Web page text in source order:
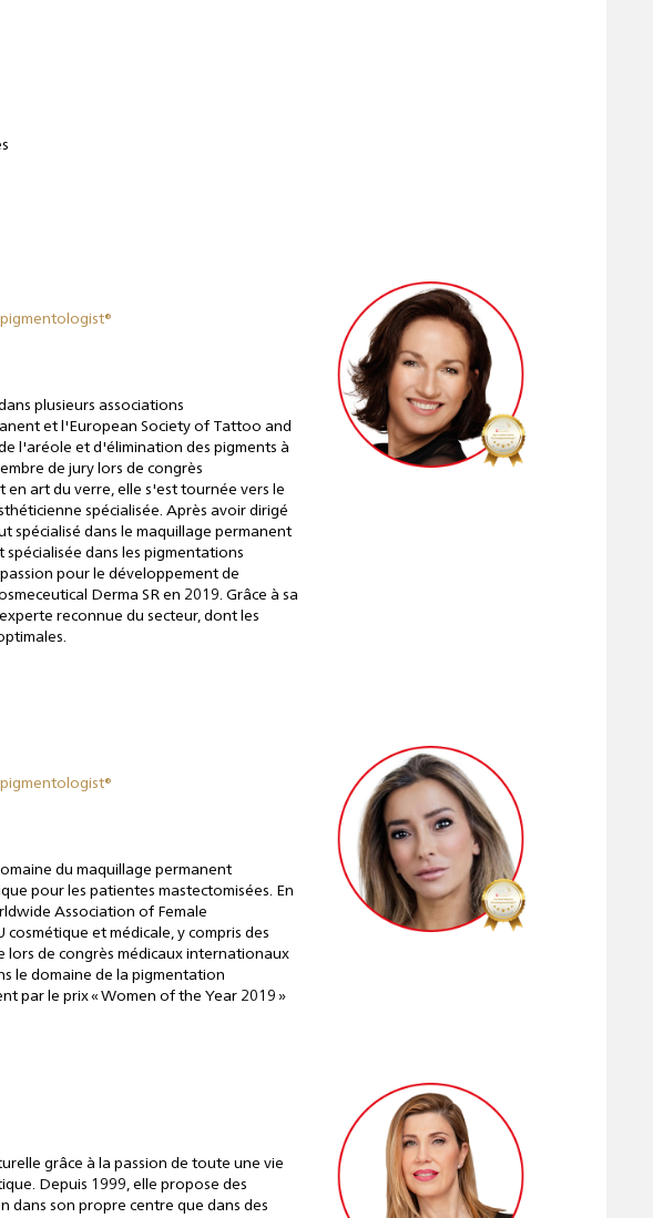
plusieurs associations
et l'European Society of Tattoo and
l'aréole et d'élimination des pigments à
de jury lors de congrès
art du verre, elle s'est tournée vers le
spécialisée. Après avoir dirigé
spécialisé dans le maquillage permanent
spécialisée dans les pigmentations
pour le développement de
Derma SR en 2019. Grâce à sa
reconnue du secteur, dont les
du maquillage permanent
pour les patientes mastectomisées. En
Association of Female
et médicale, y compris des
lors de congrès médicaux internationaux
le domaine de la pigmentation
par le prix « Women of the Year 2019 »
grâce à la passion de toute une vie
Depuis 1999, elle propose des
dans son propre centre que dans des